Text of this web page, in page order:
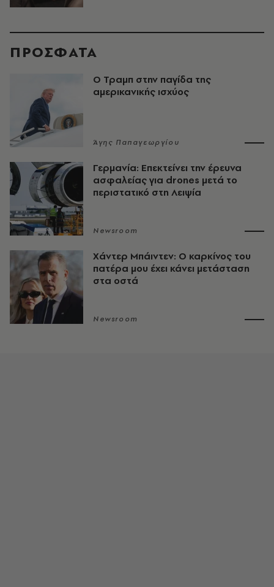
ΠΡΟΣΦΑΤΑ
Ο Τραμπ στην παγίδα της
αμερικανικής ισχύος
Άγης Παπαγεωργίου
Γερμανία: Επεκτείνει την έρευνα
ασφαλείας για drones μετά το
περιστατικό στη Λειψία
Newsroom
Χάντερ Μπάιντεν: Ο καρκίνος του
πατέρα μου έχει κάνει μετάσταση
στα οστά
Newsroom